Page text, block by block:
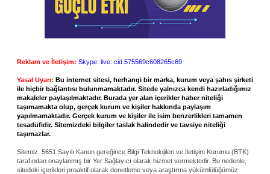
Reklam ve İletişim: Skype: live:.cid.575569c608265c69
Yasal Uyarı: Bu internet sitesi, herhangi bir marka, kurum veya şahıs şirketi
ile hiçbir bağlantısı bulunmamaktadır. Sitede yalnızca kendi hazırladığımız
makaleler paylaşılmaktadır. Burada yer alan içerikler haber niteliği
taşımamakta olup, gerçek kurum ve kişiler hakkında paylaşım
yapılmamaktadır. Gerçek kurum ve kişiler ile isim benzerlikleri tamamen
tesadüfidir. Sitemizdeki bilgiler taslak halindedir ve tavsiye niteliği
taşımazlar.
Sitemiz, 5651 Sayılı Kanun gereğince Bilgi Teknolojileri ve İletişim Kurumu (BTK)
tarafından onaylanmış bir Yer Sağlayıcı olarak hizmet vermektedir. Bu nedenle,
sitedeki içerikleri proaktif olarak denetleme veya araştırma yükümlülüğümüz